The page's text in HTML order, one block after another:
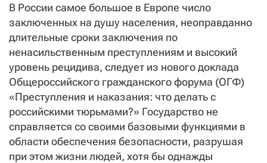
В России самое большое в Европе число
заключенных на душу населения, неоправданно
длительные сроки заключения по
ненасильственным преступлениям и высокий
уровень рецидива, следует из нового доклада
Общероссийского гражданского форума (ОГФ)
«Преступления и наказания: что делать с
российскими тюрьмами?» Государство не
справляется со своими базовыми функциями в
области обеспечения безопасности, разрушая
при этом жизни людей, хотя бы однажды